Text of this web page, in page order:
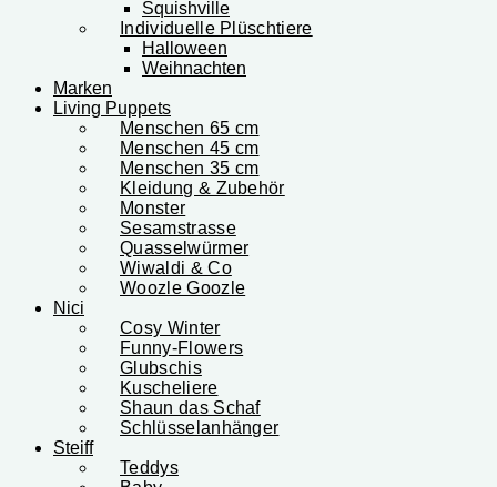
Squishville
Individuelle Plüschtiere
Halloween
Weihnachten
Marken
Living Puppets
Menschen 65 cm
Menschen 45 cm
Menschen 35 cm
Kleidung & Zubehör
Monster
Sesamstrasse
Quasselwürmer
Wiwaldi & Co
Woozle Goozle
Nici
Cosy Winter
Funny-Flowers
Glubschis
Kuscheliere
Shaun das Schaf
Schlüsselanhänger
Steiff
Teddys